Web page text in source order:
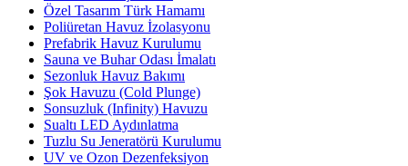
Özel Tasarım Türk Hamamı
Poliüretan Havuz İzolasyonu
Prefabrik Havuz Kurulumu
Sauna ve Buhar Odası İmalatı
Sezonluk Havuz Bakımı
Şok Havuzu (Cold Plunge)
Sonsuzluk (Infinity) Havuzu
Sualtı LED Aydınlatma
Tuzlu Su Jeneratörü Kurulumu
UV ve Ozon Dezenfeksiyon